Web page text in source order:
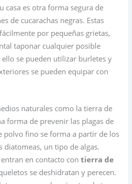
casa es otra forma segura de
de cucarachas negras. Estas
por pequeñas grietas,
taponar cualquier posible
se pueden utilizar burletes y
se pueden equipar con
naturales como la tierra de
forma de prevenir las plagas de
polvo fino se forma a partir de los
diatomeas, un tipo de algas.
entran en contacto contierra de
se deshidratan y perecen.